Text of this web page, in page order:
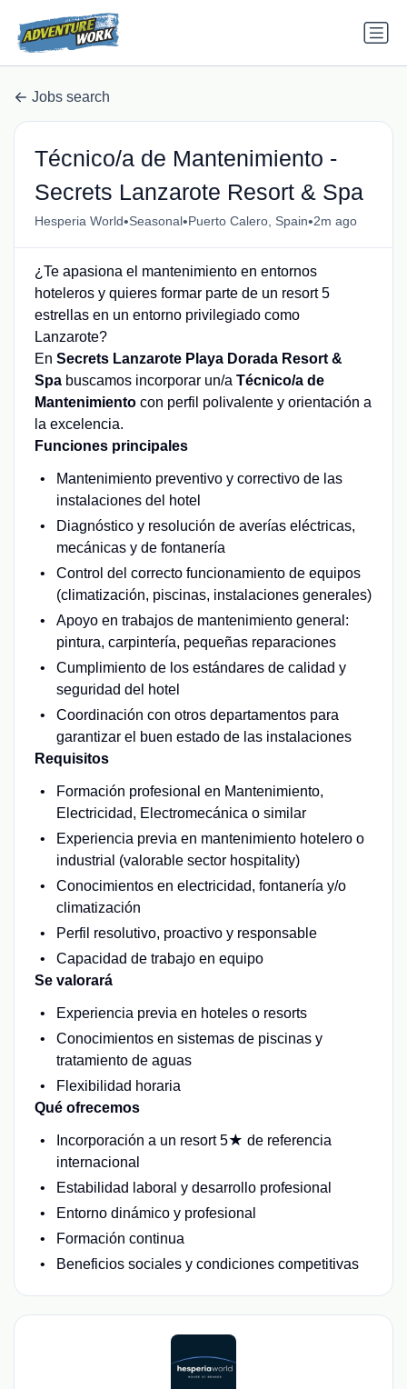
Jobs search
Técnico/a de Mantenimiento -
Secrets Lanzarote Resort & Spa
Hesperia World•Seasonal•Puerto Calero, Spain•2m ago
¿Te apasiona el mantenimiento en entornos
hoteleros y quieres formar parte de un resort 5
estrellas en un entorno privilegiado como
Lanzarote?
En Secrets Lanzarote Playa Dorada Resort &
Spabuscamos incorporar un/a Técnico/a de
Mantenimientocon perfil polivalente y orientación a
la excelencia.
Funciones principales
Mantenimiento preventivo y correctivo de las
instalaciones del hotel
Diagnóstico y resolución de averías eléctricas,
mecánicas y de fontanería
Control del correcto funcionamiento de equipos
(climatización, piscinas, instalaciones generales)
Apoyo en trabajos de mantenimiento general:
pintura, carpintería, pequeñas reparaciones
Cumplimiento de los estándares de calidad y
seguridad del hotel
Coordinación con otros departamentos para
garantizar el buen estado de las instalaciones
Requisitos
Formación profesional en Mantenimiento,
Electricidad, Electromecánica o similar
Experiencia previa en mantenimiento hotelero o
industrial (valorable sector hospitality)
Conocimientos en electricidad, fontanería y/o
climatización
Perfil resolutivo, proactivo y responsable
Capacidad de trabajo en equipo
Se valorará
Experiencia previa en hoteles o resorts
Conocimientos en sistemas de piscinas y
tratamiento de aguas
Flexibilidad horaria
Qué ofrecemos
Incorporación a un resort 5★ de referencia
internacional
Estabilidad laboral y desarrollo profesional
Entorno dinámico y profesional
Formación continua
Beneficios sociales y condiciones competitivas